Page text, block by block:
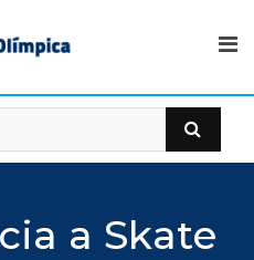
a Skate